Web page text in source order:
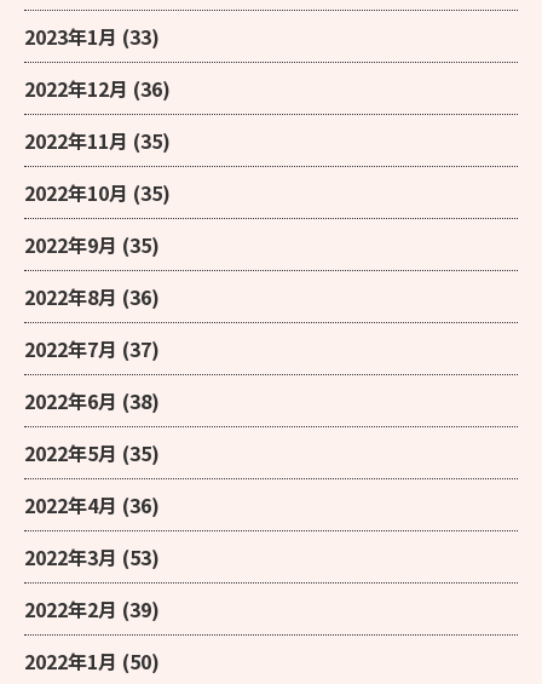
2023年1月 (33)
2022年12月 (36)
2022年11月 (35)
2022年10月 (35)
2022年9月 (35)
2022年8月 (36)
2022年7月 (37)
2022年6月 (38)
2022年5月 (35)
2022年4月 (36)
2022年3月 (53)
2022年2月 (39)
2022年1月 (50)